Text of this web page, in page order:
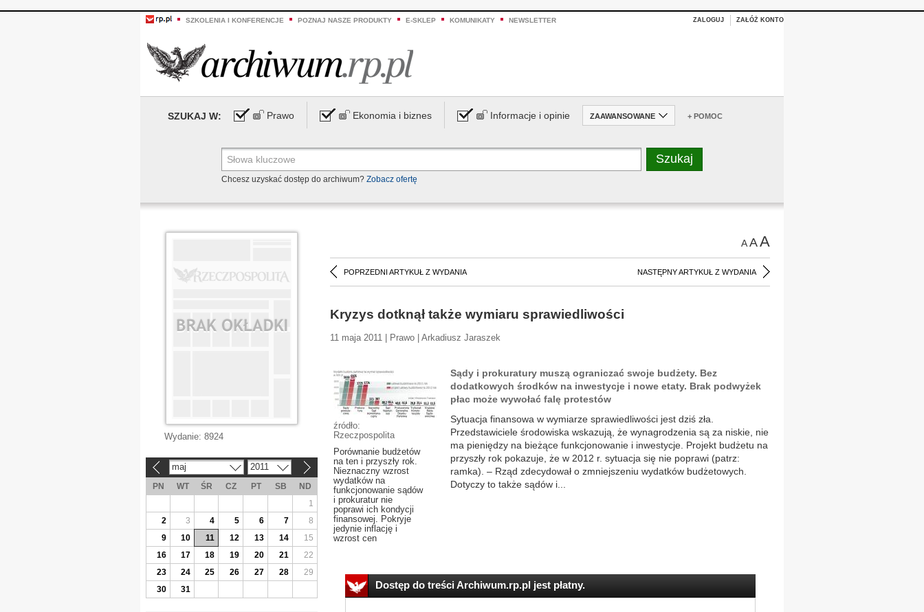
SZKOLENIA I KONFERENCJE POZNAJ NASZE PRODUKTY E-SKLEP KOMUNIKATY NEWSLETTER ZALOGUJ ZAŁÓŻ KONTO
SZUKAJ W: Prawo Ekonomia i biznes Informacje i opinie ZAAWANSOWANE + POMOC
Chcesz uzyskać dostęp do archiwum? Zobacz ofertę
AAA
POPRZEDNI ARTYKUŁ Z WYDANIA NASTĘPNY ARTYKUŁ Z WYDANIA
Kryzys dotknął także wymiaru sprawiedliwości
11 maja 2011 | Prawo | Arkadiusz Jaraszek
źródło:
Rzeczpospolita
Porównanie budżetów
na ten i przyszły rok.
Nieznaczny wzrost
wydatków na
funkcjonowanie sądów
i prokuratur nie
poprawi ich kondycji
finansowej. Pokryje
jedynie inflację i
wzrost cen
Sądy i prokuratury muszą ograniczać swoje budżety. Bez
dodatkowych środków na inwestycje i nowe etaty. Brak podwyżek
płac może wywołać falę protestów
Sytuacja finansowa w wymiarze sprawiedliwości jest dziś zła.
Przedstawiciele środowiska wskazują, że wynagrodzenia są za niskie, nie
ma pieniędzy na bieżące funkcjonowanie i inwestycje. Projekt budżetu na
przyszły rok pokazuje, że w 2012 r. sytuacja się nie poprawi (patrz:
ramka). – Rząd zdecydował o zmniejszeniu wydatków budżetowych.
Dotyczy to także sądów i...
Dostęp do treści Archiwum.rp.pl jest płatny.
Wydanie: 8924
maj 2011
PN WT ŚR CZ PT SB
ND
1
2
3 4 5 6 7
8
9
10 11 12 13 14
15
16
17 18 19 20 21
22
23
24 25 26 27 28
29
30
31